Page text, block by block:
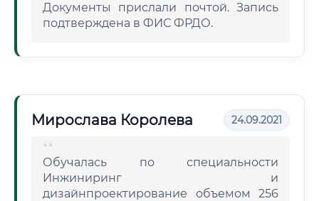
Документы прислали почтой. Запись
подтверждена в ФИС ФРДО.
Мирослава Королева 24.09.2021
Обучалась по специальности
Инжиниринг и
дизайнпроектирование объемом 256